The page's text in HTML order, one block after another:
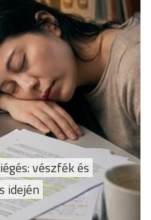
vészfék és
idején